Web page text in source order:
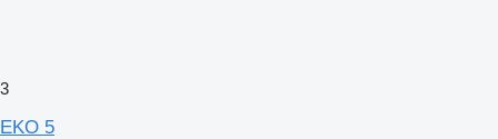
3
EKO 5